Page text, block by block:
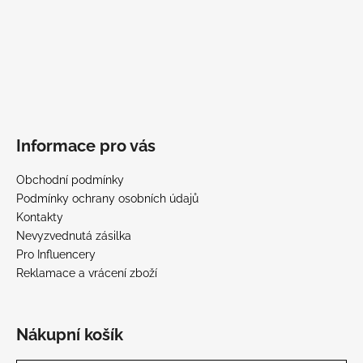
Informace pro vás
Obchodní podmínky
Podmínky ochrany osobních údajů
Kontakty
Nevyzvednutá zásilka
Pro Influencery
Reklamace a vrácení zboží
Nákupní košík